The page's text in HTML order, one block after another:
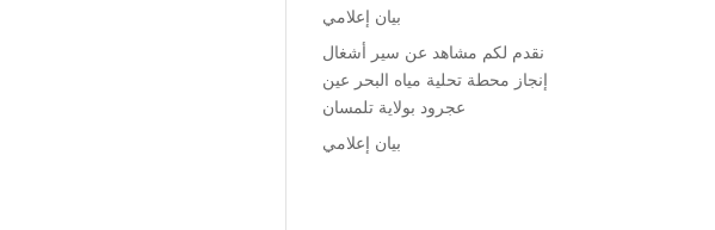
بيان إعلامي
نقدم لكم مشاهد عن سير أشغال
إنجاز محطة تحلية مياه البحر عين
عجرود بولاية تلمسان
بيان إعلامي